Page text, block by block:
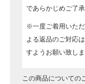
であらかじめご了承
※一度ご着用いた
よる返品のご対応
すようお願い致しま
この商品についての